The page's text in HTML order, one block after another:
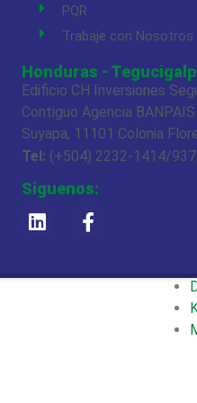
PQR
Trabaje con Nosotros
Honduras -
Edificio CH Inversiones
Contiguo Agencia
Suyapa, 11101 Colonia
Tel: (+504) 2232-1414/
Siguenos: